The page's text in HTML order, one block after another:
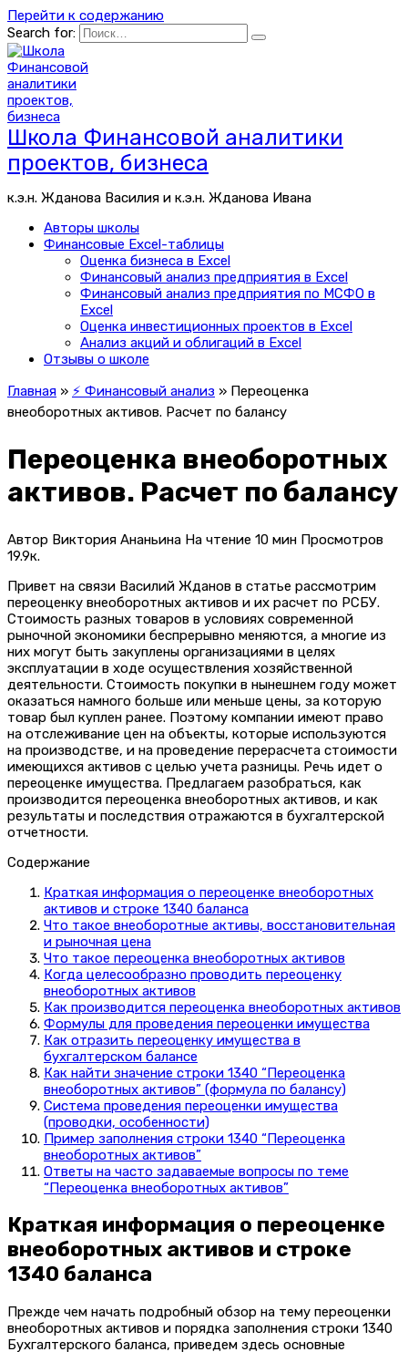
Перейти к содержанию
Search for:
Школа Финансовой аналитики
проектов, бизнеса
к.э.н. Жданова Василия и к.э.н. Жданова Ивана
Авторы школы
Финансовые Excel-таблицы
Оценка бизнеса в Excel
Финансовый анализ предприятия в Excel
Финансовый анализ предприятия по МСФО в
Excel
Оценка инвестиционных проектов в Excel
Анализ акций и облигаций в Excel
Отзывы о школе
Главная » ⚡ Финансовый анализ » Переоценка
внеоборотных активов. Расчет по балансу
Переоценка внеоборотных
активов. Расчет по балансу
Автор Виктория Ананьина На чтение 10 мин Просмотров
19.9к.
Привет на связи Василий Жданов в статье рассмотрим
переоценку внеоборотных активов и их расчет по РСБУ.
Стоимость разных товаров в условиях современной
рыночной экономики беспрерывно меняются, а многие из
них могут быть закуплены организациями в целях
эксплуатации в ходе осуществления хозяйственной
деятельности. Стоимость покупки в нынешнем году может
оказаться намного больше или меньше цены, за которую
товар был куплен ранее. Поэтому компании имеют право
на отслеживание цен на объекты, которые используются
на производстве, и на проведение перерасчета стоимости
имеющихся активов с целью учета разницы. Речь идет о
переоценке имущества. Предлагаем разобраться, как
производится переоценка внеоборотных активов, и как
результаты и последствия отражаются в бухгалтерской
отчетности.
Содержание
Краткая информация о переоценке внеоборотных
активов и строке 1340 баланса
Что такое внеоборотные активы, восстановительная
и рыночная цена
Что такое переоценка внеоборотных активов
Когда целесообразно проводить переоценку
внеоборотных активов
Как производится переоценка внеоборотных активов
Формулы для проведения переоценки имущества
Как отразить переоценку имущества в
бухгалтерском балансе
Как найти значение строки 1340 “Переоценка
внеоборотных активов” (формула по балансу)
Система проведения переоценки имущества
(проводки, особенности)
Пример заполнения строки 1340 “Переоценка
внеоборотных активов”
Ответы на часто задаваемые вопросы по теме
“Переоценка внеоборотных активов”
Краткая информация о переоценке
внеоборотных активов и строке
1340 баланса
Прежде чем начать подробный обзор на тему переоценки
внеоборотных активов и порядка заполнения строки 1340
Бухгалтерского баланса, приведем здесь основные